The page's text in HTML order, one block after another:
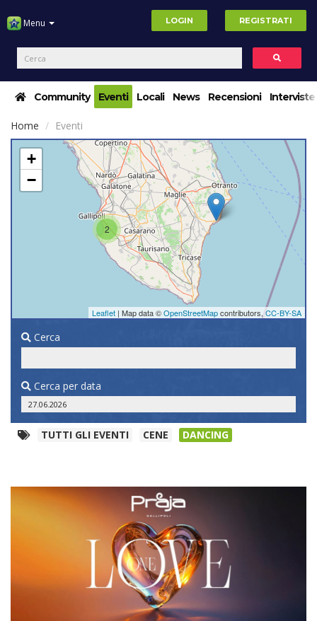
Menu LOGIN REGISTRATI
Community Eventi Locali News Recensioni Interviste
Home Eventi
2
+
−
Leaflet | Map data ©OpenStreetMapcontributors,CC-BY-SA
Cerca
Cerca per data
TUTTI GLI EVENTI CENE DANCING